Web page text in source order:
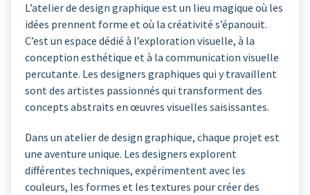
L’atelier de design graphique est un lieu magique où les
idées prennent forme et où la créativité s’épanouit.
C’est un espace dédié à l’exploration visuelle, à la
conception esthétique et à la communication visuelle
percutante. Les designers graphiques qui y travaillent
sont des artistes passionnés qui transforment des
concepts abstraits en œuvres visuelles saisissantes.
Dans un atelier de design graphique, chaque projet est
une aventure unique. Les designers explorent
différentes techniques, expérimentent avec les
couleurs, les formes et les textures pour créer des